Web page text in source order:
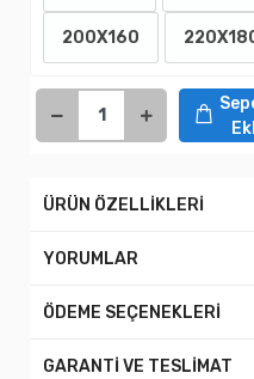
200X160
ÜRÜN ÖZELLİKLERİ
YORUMLAR
ÖDEME SEÇENEKLERİ
GARANTİ VE TESLİMAT